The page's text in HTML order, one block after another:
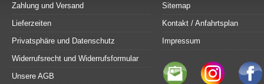
Zahlung und Versand
Lieferzeiten
Privatsphäre und Datenschutz
Widerrufsrecht und Widerrufsformular
Unsere AGB
Sitemap
Kontakt / Anfahrtsplan
Impressum